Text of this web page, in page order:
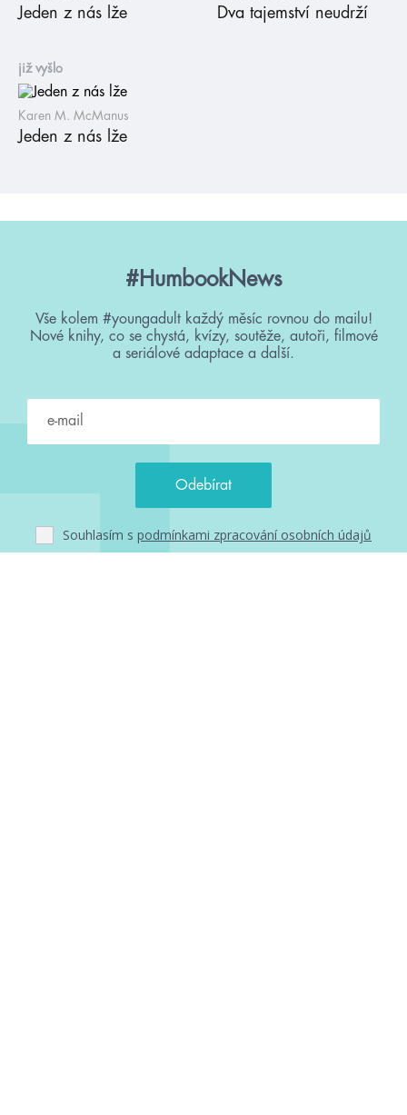
Jeden z nás lže Dva tajemství neudrží
již vyšlo
Karen M. McManus
Jeden z nás lže
#HumbookNews
Vše kolem #youngadult každý měsíc rovnou do mailu!
Nové knihy, co se chystá, kvízy, soutěže, autoři, filmové
a seriálové adaptace a další.
Souhlasím s podmínkami zpracování osobních údajů